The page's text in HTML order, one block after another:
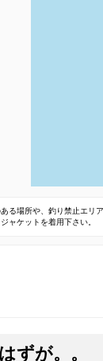
る場所や、釣り禁止エリ
ャケットを着用下さい。
ずが。。